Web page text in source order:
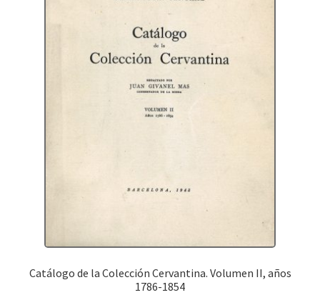
Catálogo de la Colección Cervantina. Volumen II, años
1786-1854